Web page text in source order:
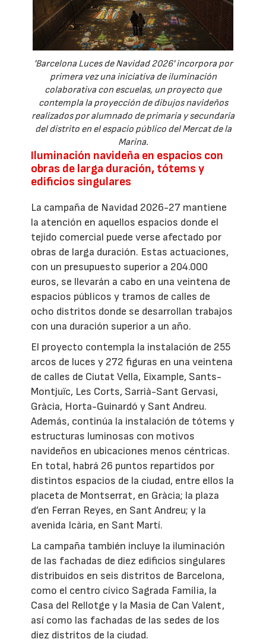
'Barcelona Luces de Navidad 2026' incorpora por
primera vez una iniciativa de iluminación
colaborativa con escuelas, un proyecto que
contempla la proyección de dibujos navideños
realizados por alumnado de primaria y secundaria
del distrito en el espacio público del Mercat de la
Marina.
Iluminación navideña en espacios con
obras de larga duración, tótems y
edificios singulares
La campaña de Navidad 2026-27 mantiene
la atención en aquellos espacios donde el
tejido comercial puede verse afectado por
obras de larga duración. Estas actuaciones,
con un presupuesto superior a 204.000
euros, se llevarán a cabo en una veintena de
espacios públicos y tramos de calles de
ocho distritos donde se desarrollan trabajos
con una duración superior a un año.
El proyecto contempla la instalación de 255
arcos de luces y 272 figuras en una veintena
de calles de Ciutat Vella, Eixample, Sants-
Montjuïc, Les Corts, Sarrià-Sant Gervasi,
Gràcia, Horta-Guinardó y Sant Andreu.
Además, continúa la instalación de tótems y
estructuras luminosas con motivos
navideños en ubicaciones menos céntricas.
En total, habrá 26 puntos repartidos por
distintos espacios de la ciudad, entre ellos la
placeta de Montserrat, en Gràcia; la plaza
d’en Ferran Reyes, en Sant Andreu; y la
avenida Icària, en Sant Martí.
La campaña también incluye la iluminación
de las fachadas de diez edificios singulares
distribuidos en seis distritos de Barcelona,
como el centro cívico Sagrada Família, la
Casa del Rellotge y la Masia de Can Valent,
así como las fachadas de las sedes de los
diez distritos de la ciudad.